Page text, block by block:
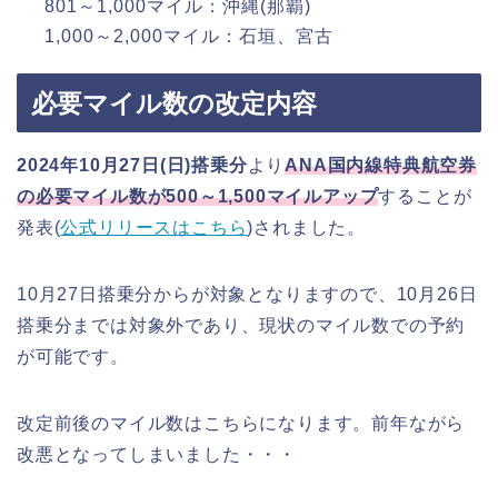
801～1,000マイル：沖縄(那覇)
1,000～2,000マイル：石垣、宮古
必要マイル数の改定内容
2024年10月27日(日)搭乗分よりANA国内線特典航空券
の必要マイル数が500～1,500マイルアップすることが
発表(公式リリースはこちら)されました。
10月27日搭乗分からが対象となりますので、10月26日
搭乗分までは対象外であり、現状のマイル数での予約
が可能です。
改定前後のマイル数はこちらになります。前年ながら
改悪となってしまいました・・・